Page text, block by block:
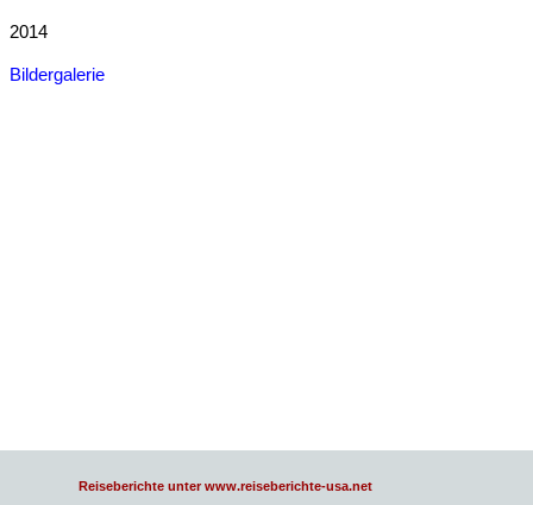
2014
Bildergalerie
Reiseberichte unter www.reiseberichte-usa.net